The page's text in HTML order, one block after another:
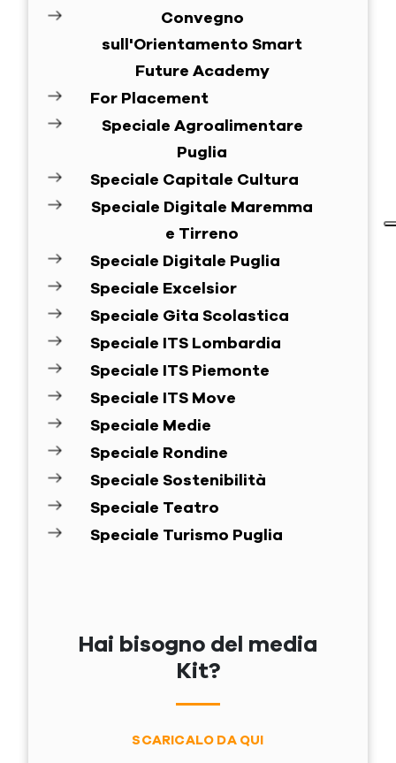
Convegno
sull'Orientamento Smart
Future Academy
For Placement
Speciale Agroalimentare
Puglia
Speciale Capitale Cultura
Speciale Digitale Maremma
e Tirreno
Speciale Digitale Puglia
Speciale Excelsior
Speciale Gita Scolastica
Speciale ITS Lombardia
Speciale ITS Piemonte
Speciale ITS Move
Speciale Medie
Speciale Rondine
Speciale Sostenibilità
Speciale Teatro
Speciale Turismo Puglia
Hai bisogno del media
Kit?
SCARICALO DA QUI